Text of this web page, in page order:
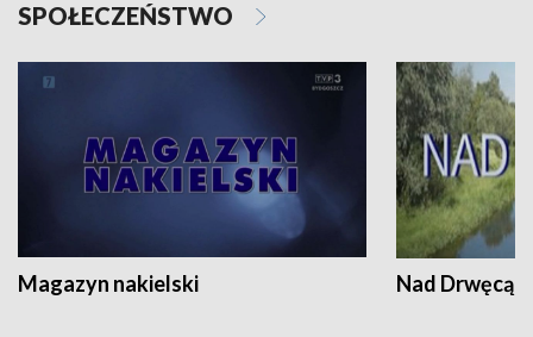
SPOŁECZEŃSTWO
Magazyn nakielski Nad Drwęcą